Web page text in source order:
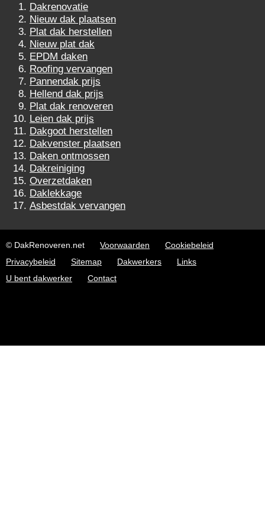
Dakrenovatie
Nieuw dak plaatsen
Plat dak herstellen
Nieuw plat dak
EPDM daken
Roofing vervangen
Pannendak prijs
Hellend dak prijs
Plat dak renoveren
Leien dak prijs
Dakgoot herstellen
Dakvenster plaatsen
Daken ontmossen
Dakreiniging
Overzetdaken
Daklekkage
Asbestdak vervangen
© DakRenoveren.net Voorwaarden
Cookiebeleid
Privacybeleid
Sitemap Dakwerkers
Links
U bent dakwerker
Contact